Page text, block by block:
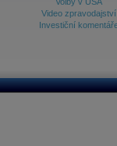
Video zpravodajství
Investiční